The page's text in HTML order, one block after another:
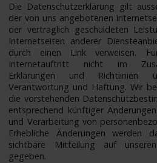
Die Datenschutzerklärung gilt
der von uns angebotenen
der vertraglich geschuldeten
Internetseiten anderer
durch einen Link verweisen.
Internetauftritt nicht im
Erklärungen und Richtlinien
Verantwortung und Haftung. Wir
die vorstehenden
entsprechend künftiger
und Verarbeitung von
Erhebliche Änderungen werden
sichtbare Mitteilung auf
gegeben.